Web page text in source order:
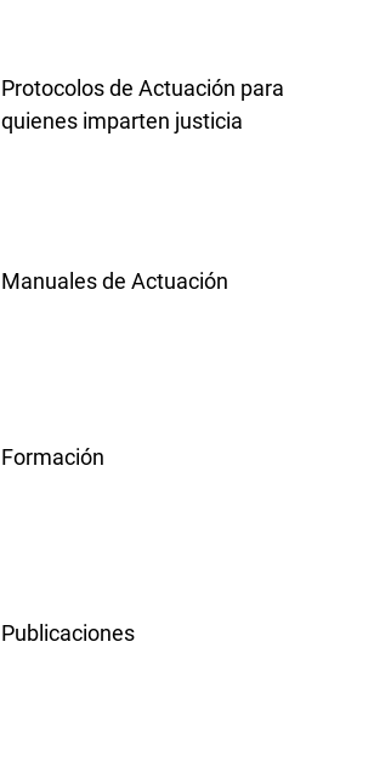
Protocolos de Actuación para
quienes imparten justicia
Manuales de Actuación
Formación
Publicaciones